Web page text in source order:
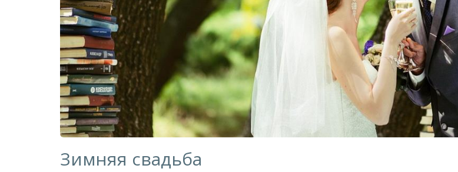
Зимняя свадьба